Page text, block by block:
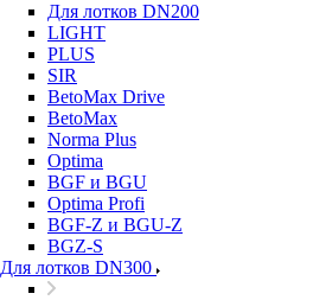
Для лотков DN200
LIGHT
PLUS
SIR
BetoMax Drive
BetoMax
Norma Plus
Optima
BGF и BGU
Optima Profi
BGF-Z и BGU-Z
BGZ-S
Для лотков DN300